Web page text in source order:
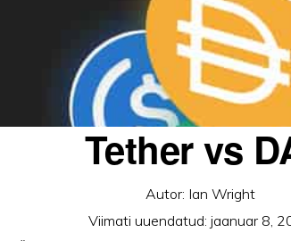
Tether vs
Autor: Ian Wright
Viimati uuendatud: jaanuar 8,